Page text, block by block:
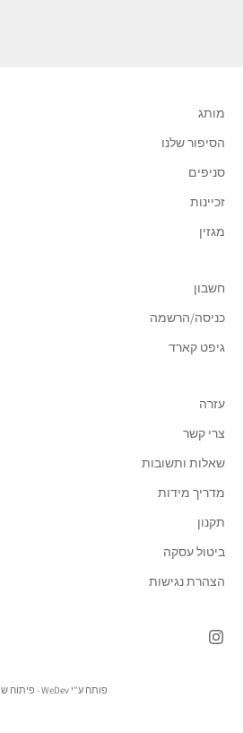
מותג
הסיפור שלנו
סניפים
זכיינות
מגזין
חשבון
כניסה/הרשמה
גיפט קארד
עזרה
צרי קשר
שאלות ותשובות
מדריך מידות
תקנון
ביטול עסקה
הצהרת נגישות
פותח ע"י WeDev - פיתוח